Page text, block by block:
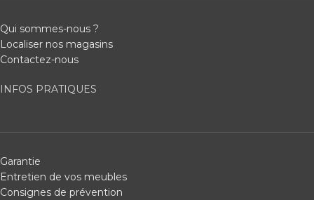
Qui sommes-nous ?
Localiser nos magasins
Contactez-nous
INFOS PRATIQUES
Garantie
Entretien de vos meubles
Consignes de prévention